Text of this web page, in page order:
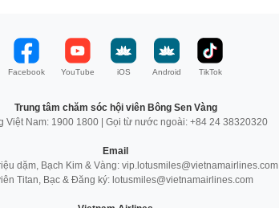
Facebook YouTube iOS Android TikTok
Trung tâm chăm sóc hội viên Bông Sen Vàng
Việt Nam: 1900 1800 | Gọi từ nước ngoài: +84 24 38320320
Email
dặm, Bạch Kim & Vàng: vip.lotusmiles@vietnamairlines.com
Titan, Bạc & Đăng ký: lotusmiles@vietnamairlines.com